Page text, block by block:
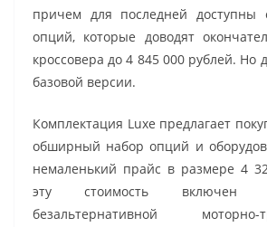
причем для последней доступны
опций, которые доводят
кроссовера до 4 845 000 рублей. Но
базовой версии.
Комплектация Luxe предлагает
обширный набор опций и
немаленький прайс в размере 4
эту стоимость включен
безальтернативной моторно-